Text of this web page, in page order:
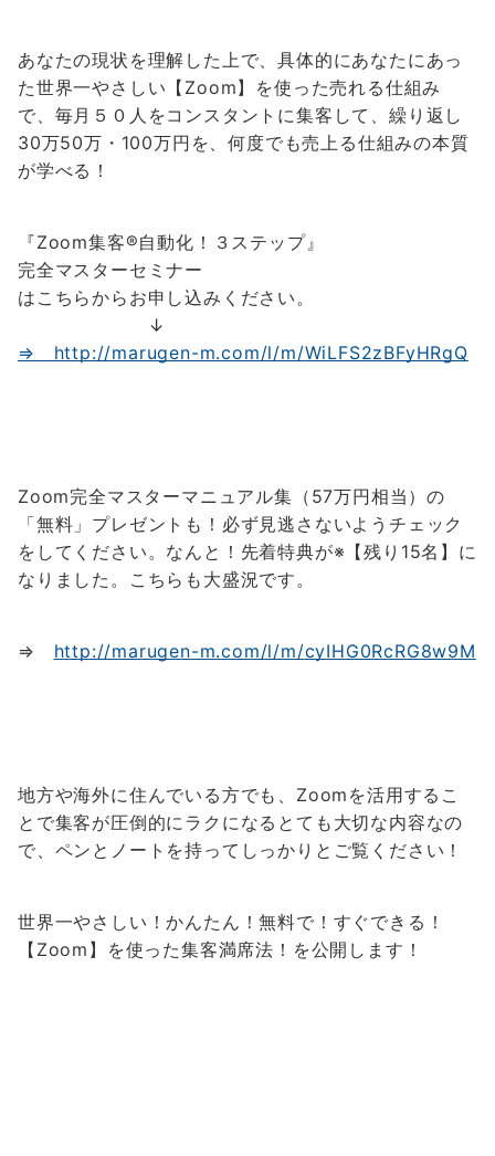
あなたの現状を理解した上で、具体的にあなたにあっ
た世界一やさしい 【Zoom】を使った売れる仕組み
で、 毎月５０人をコンスタントに集客して、繰り返し
30万50万・100万円を、何度でも売上る仕組みの本質
が学べる！
『Zoom集客®自動化！３ステップ』
完全マスターセミナー
はこちらからお申し込みください。
↓
⇒ http://marugen-m.com/l/m/WiLFS2zBFyHRgQ
Zoom完全マスターマニュアル集（57万円相当）の
「無料」プレゼントも！必ず見逃さないよう チェック
をしてください。 なんと！先着特典が※【残り15名】に
なりました。
こちらも大盛況です。
⇒ http://marugen-m.com/l/m/cyIHG0RcRG8w9M
地方や海外に住んでいる方でも、 Zoomを活用するこ
とで集客が圧倒的にラクになる とても大切な内容なの
で、 ペンとノートを持ってしっかりとご覧ください！
世界一やさしい！かんたん！無料で！すぐできる！
【Zoom】を使った集客満席法！ を公開します！